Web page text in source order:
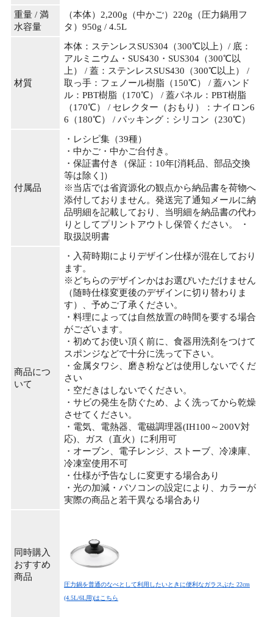
重量 / 満
水容量
（本体）2,200g（中かご）220g（圧力鍋用フ
タ）950g / 4.5L
材質
本体：ステンレスSUS304（300℃以上）/ 底：
アルミニウム・SUS430・SUS304（300℃以
上） / 蓋：ステンレスSUS430（300℃以上） /
取っ手：フェノール樹脂（150℃） / 蓋ハンド
ル：PBT樹脂（170℃） / 蓋パネル：PBT樹脂
（170℃） / セレクター（おもり）：ナイロン6
6（180℃） / パッキング：シリコン（230℃）
付属品
・レシピ集（39種）
・中かご・中かご台付き。
・保証書付き（保証：10年[消耗品、部品交換
等は除く]）
※当店では省資源化の観点から納品書を荷物へ
添付しておりません。発送完了通知メールに納
品明細を記載しており、当明細を納品書の代わ
りとしてプリントアウトし保管ください。 ・
取扱説明書
商品につ
いて
・入荷時期によりデザイン仕様が混在しており
ます。
※どちらのデザインかはお選びいただけません
（随時仕様変更後のデザインに切り替わりま
す）、予めご了承ください。
・料理によっては自然放置の時間を要する場合
がございます。
・初めてお使い頂く前に、食器用洗剤をつけて
スポンジなどで十分に洗って下さい。
・金属タワシ、磨き粉などは使用しないでくだ
さい
・空だきはしないでください。
・サビの発生を防ぐため、よく洗ってから乾燥
させてください。
・電気、電熱器、電磁調理器(IH100～200V対
応)、ガス（直火）に利用可
・オーブン、電子レンジ、ストーブ、冷凍庫、
冷凍室使用不可
・仕様が予告なしに変更する場合あり
・光の加減・パソコンの設定により、カラーが
実際の商品と若干異なる場合あり
同時購入
おすすめ
商品
圧力鍋を普通のなべとして利用したいときに便利なガラスぶた 22cm
(4.5L/6L用)はこちら